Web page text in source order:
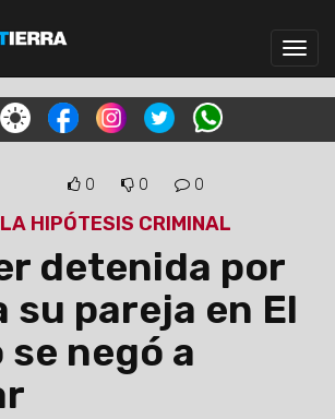
0 0 0
HIPÓTESIS CRIMINAL
detenida por
su pareja en El
se negó a